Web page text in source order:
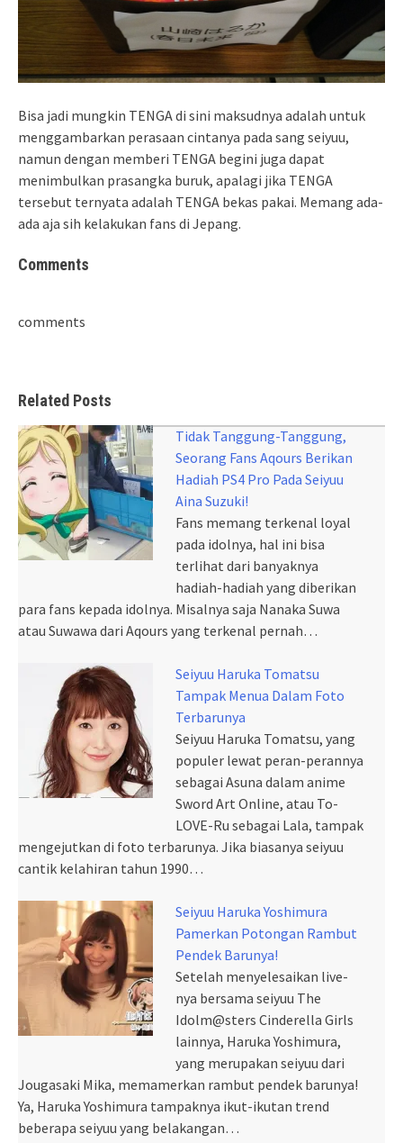
Bisa jadi mungkin TENGA di sini maksudnya adalah untuk
menggambarkan perasaan cintanya pada sang seiyuu,
namun dengan memberi TENGA begini juga dapat
menimbulkan prasangka buruk, apalagi jika TENGA
tersebut ternyata adalah TENGA bekas pakai. Memang ada-
ada aja sih kelakukan fans di Jepang.
Comments
comments
Related Posts
Tidak Tanggung-Tanggung,
Seorang Fans Aqours Berikan
Hadiah PS4 Pro Pada Seiyuu
Aina Suzuki!
Fans memang terkenal loyal
pada idolnya, hal ini bisa
terlihat dari banyaknya
hadiah-hadiah yang diberikan
para fans kepada idolnya. Misalnya saja Nanaka Suwa
atau Suwawa dari Aqours yang terkenal pernah…
Seiyuu Haruka Tomatsu
Tampak Menua Dalam Foto
Terbarunya
Seiyuu Haruka Tomatsu, yang
populer lewat peran-perannya
sebagai Asuna dalam anime
Sword Art Online, atau To-
LOVE-Ru sebagai Lala, tampak
mengejutkan di foto terbarunya. Jika biasanya seiyuu
cantik kelahiran tahun 1990…
Seiyuu Haruka Yoshimura
Pamerkan Potongan Rambut
Pendek Barunya!
Setelah menyelesaikan live-
nya bersama seiyuu The
Idolm@sters Cinderella Girls
lainnya, Haruka Yoshimura,
yang merupakan seiyuu dari
Jougasaki Mika, memamerkan rambut pendek barunya!
Ya, Haruka Yoshimura tampaknya ikut-ikutan trend
beberapa seiyuu yang belakangan…